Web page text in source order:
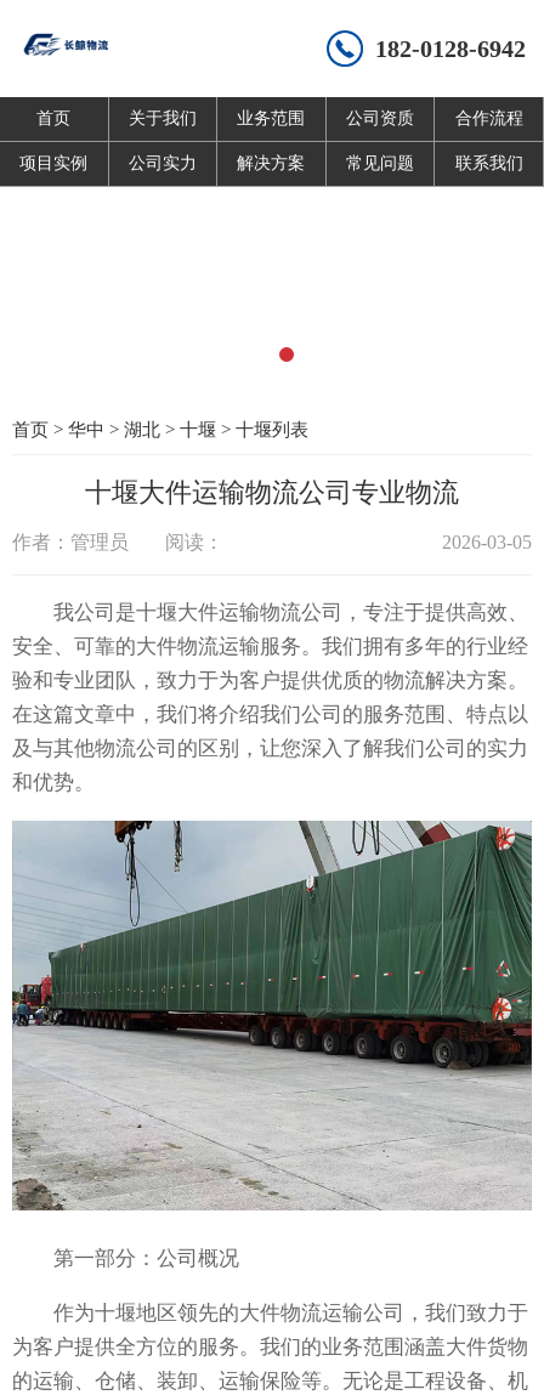
182-0128-6942
首页 关于我们 业务范围 公司资质 合作流程
项目实例 公司实力 解决方案 常见问题 联系我们
首页 > 华中 > 湖北 > 十堰 > 十堰列表
十堰大件运输物流公司专业物流
作者：管理员 阅读： 2026-03-05
我公司是十堰大件运输物流公司，专注于提供高效、
安全、可靠的大件物流运输服务。我们拥有多年的行业经
验和专业团队，致力于为客户提供优质的物流解决方案。
在这篇文章中，我们将介绍我们公司的服务范围、特点以
及与其他物流公司的区别，让您深入了解我们公司的实力
和优势。
第一部分：公司概况
作为十堰地区领先的大件物流运输公司，我们致力于
为客户提供全方位的服务。我们的业务范围涵盖大件货物
的运输、仓储、装卸、运输保险等。无论是工程设备、机